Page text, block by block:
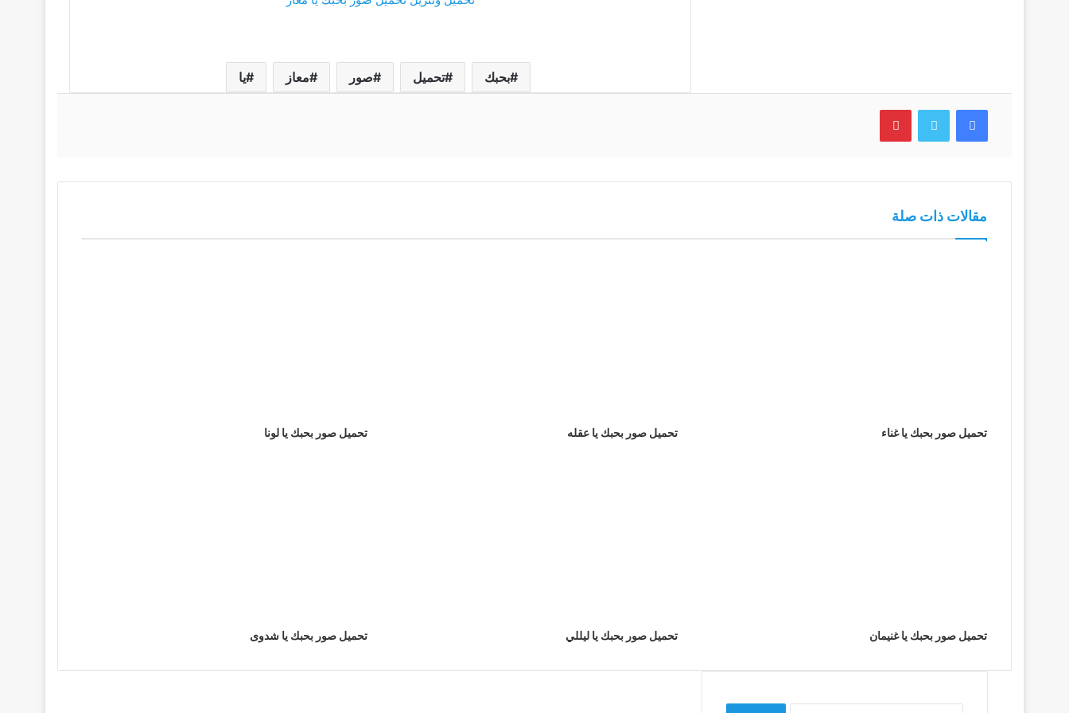
بحبك تحميل صور معاز يا
فيسبوك تويتر بينتيريست
مقالات ذات صلة
تحميل صور بحبك يا غناء تحميل صور بحبك يا عقله تحميل صور بحبك يا لونا
تحميل صور بحبك يا غنيمان تحميل صور بحبك يا ليللي تحميل صور بحبك يا شدوى